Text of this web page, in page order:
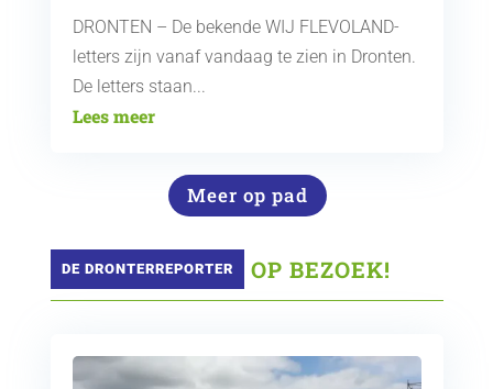
DRONTEN – De bekende WIJ FLEVOLAND-
letters zijn vanaf vandaag te zien in Dronten.
De letters staan...
Lees meer
Meer op pad
DE DRONTERREPORTER OP BEZOEK!